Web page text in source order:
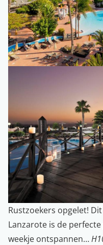
Rustzoekers opgelet!
Lanzarote is de
weekje ontspannen…